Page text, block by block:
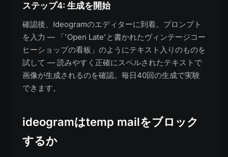
ステップ4: 生成を開始
確認後、Ideogramのエディターに到着。プロンプト
を入力 — 「'Open Late'と書かれたヴィンテージコー
ヒーショップの看板」のようにテキスト入りのものを
試して — 読みやすく正確にスペルされたテキストで
画像が生成されるのを確認。毎日40回の生成で実験
できます。
ideogramはtemp mailをブロック
するか